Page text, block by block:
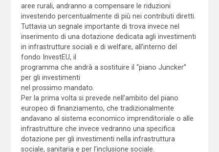
aree rurali, andranno a compensare le riduzioni
investendo percentualmente di più nei contributi diretti.
Tuttavia un segnale importante di trova invece nel
inserimento di una dotazione dedicata agli investimenti
in infrastrutture sociali e di welfare, all’interno del
fondo InvestEU, il
programma che andrà a sostituire il “piano Juncker”
per gli investimenti
nel prossimo mandato.
Per la prima volta si prevede nell’ambito del piano
europeo di finanziamento, che tradizionalmente
andavano al sistema economico imprenditoriale o alle
infrastrutture che invece vedranno una specifica
dotazione per gli investimenti nella infrastruttura
sociale, sanitaria e per l’inclusione sociale.